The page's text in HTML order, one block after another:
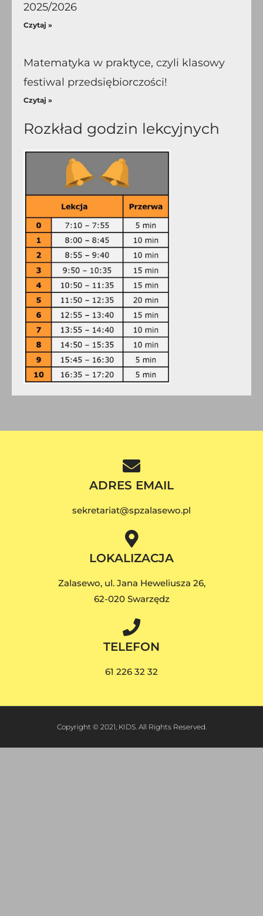
2025/2026
Czytaj »
Matematyka w praktyce, czyli klasowy
festiwal przedsiębiorczości!
Czytaj »
Rozkład godzin lekcyjnych
ADRES EMAIL
sekretariat@spzalasewo.pl
LOKALIZACJA
Zalasewo, ul. Jana Heweliusza 26,
62-020 Swarzędz
TELEFON
61 226 32 32
Copyright © 2021, KIDS. All Rights Reserved.